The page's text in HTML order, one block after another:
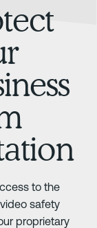
to the
video safety
proprietary